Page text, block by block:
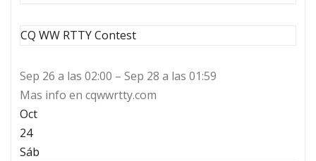
CQ WW RTTY Contest
Sep 26 a las 02:00 – Sep 28 a las 01:59
Mas info en cqwwrtty.com
Oct
24
Sáb